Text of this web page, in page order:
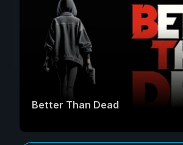
Better Than Dead